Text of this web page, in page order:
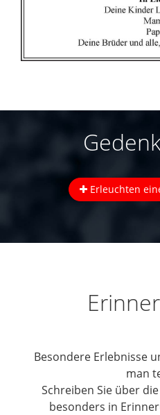
Erleuchten
Besondere Erlebnisse
man
Schreiben Sie über
besonders in